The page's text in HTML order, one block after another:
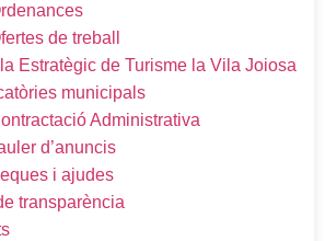
de treball
Estratègic de Turisme la Vila Joiosa
municipals
Administrativa
d’anuncis
i ajudes
transparència